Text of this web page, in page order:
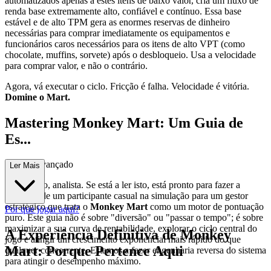
renda base extremamente alto, confiável e contínuo. Essa base
estável e de alto TPM gera as enormes reservas de dinheiro
necessárias para comprar imediatamente os equipamentos e
funcionários caros necessários para os itens de alto VPT (como
chocolate, muffins, sorvete) após o desbloqueio. Usa a velocidade
para comprar valor, e não o contrário.
Agora, vá executar o ciclo. Fricção é falha. Velocidade é vitória.
Domine o Mart.
Mastering Monkey Mart: Um Guia de
Es...
tratégia Avançado
Bem-vindo, analista. Se está a ler isto, está pronto para fazer a
transição de um participante casual na simulação para um gestor
estratégico que trata o Monkey Martcomo um motor de pontuação
puro. Este guia não é sobre "diversão" ou "passar o tempo"; é sobre
maximizar a sua curva de rentabilidade, explorar o ciclo central do
jogo e atingir um crescimento exponencial mais rápido do que
qualquer concorrente. Estamos a fazer engenharia reversa do sistema
para atingir o desempenho máximo.
Ler Mais
Por que jogar aqui?
A Experiência Definitiva de Monkey
Mart: Porque Pertence Aqui